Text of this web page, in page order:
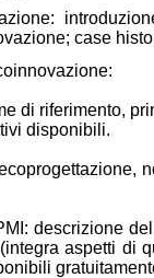
case
di riferimento,
disponibili.
descrizione
aspetti